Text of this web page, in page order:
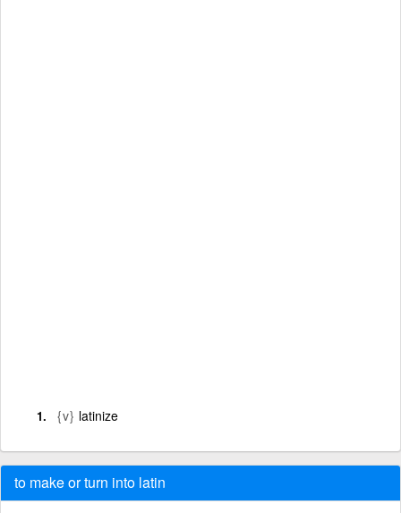
{v} latinize
to make or turn into latin